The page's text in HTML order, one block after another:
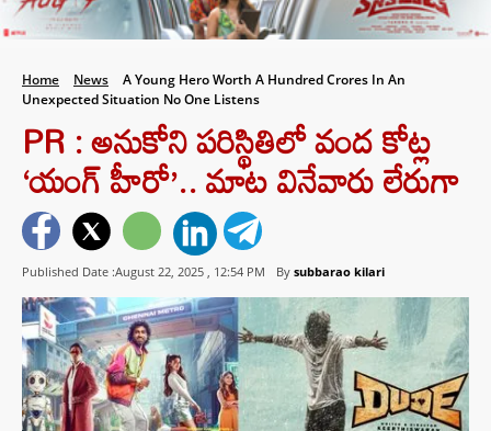
Home News
A Young Hero Worth A Hundred Crores In An
Unexpected Situation No One Listens
PR : అనుకోని పరిస్థితిలో వంద కోట్ల
‘యంగ్ హీరో’.. మాట వినేవారు లేరుగా
Published Date :August 22, 2025 , 12:54 PM By subbarao kilari